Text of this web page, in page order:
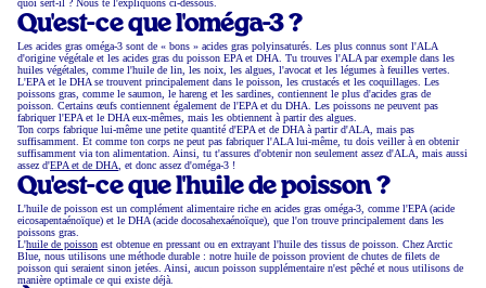
quoi sert-il ? Nous te l'expliquons ci-dessous.
Qu'est-ce que l'oméga-3 ?
Les acides gras oméga-3 sont de « bons » acides gras polyinsaturés. Les plus connus sont l'ALA
d'origine végétale et les acides gras du poisson EPA et DHA. Tu trouves l'ALA par exemple dans les
huiles végétales, comme l'huile de lin, les noix, les algues, l'avocat et les légumes à feuilles vertes.
L'EPA et le DHA se trouvent principalement dans le poisson, les crustacés et les coquillages. Les
poissons gras, comme le saumon, le hareng et les sardines, contiennent le plus d'acides gras de
poisson. Certains œufs contiennent également de l'EPA et du DHA. Les poissons ne peuvent pas
fabriquer l'EPA et le DHA eux-mêmes, mais les obtiennent à partir des algues.
Ton corps fabrique lui-même une petite quantité d'EPA et de DHA à partir d'ALA, mais pas
suffisamment. Et comme ton corps ne peut pas fabriquer l'ALA lui-même, tu dois veiller à en obtenir
suffisamment via ton alimentation. Ainsi, tu t'assures d'obtenir non seulement assez d'ALA, mais aussi
assez d'EPA et de DHA, et donc assez d'oméga-3 !
Qu'est-ce que l'huile de poisson ?
L'huile de poisson est un complément alimentaire riche en acides gras oméga-3, comme l'EPA (acide
eicosapentaénoïque) et le DHA (acide docosahexaénoïque), que l'on trouve principalement dans les
poissons gras.
L'huile de poisson est obtenue en pressant ou en extrayant l'huile des tissus de poisson. Chez Arctic
Blue, nous utilisons une méthode durable : notre huile de poisson provient de chutes de filets de
poisson qui seraient sinon jetées. Ainsi, aucun poisson supplémentaire n'est pêché et nous utilisons de
manière optimale ce qui existe déjà.